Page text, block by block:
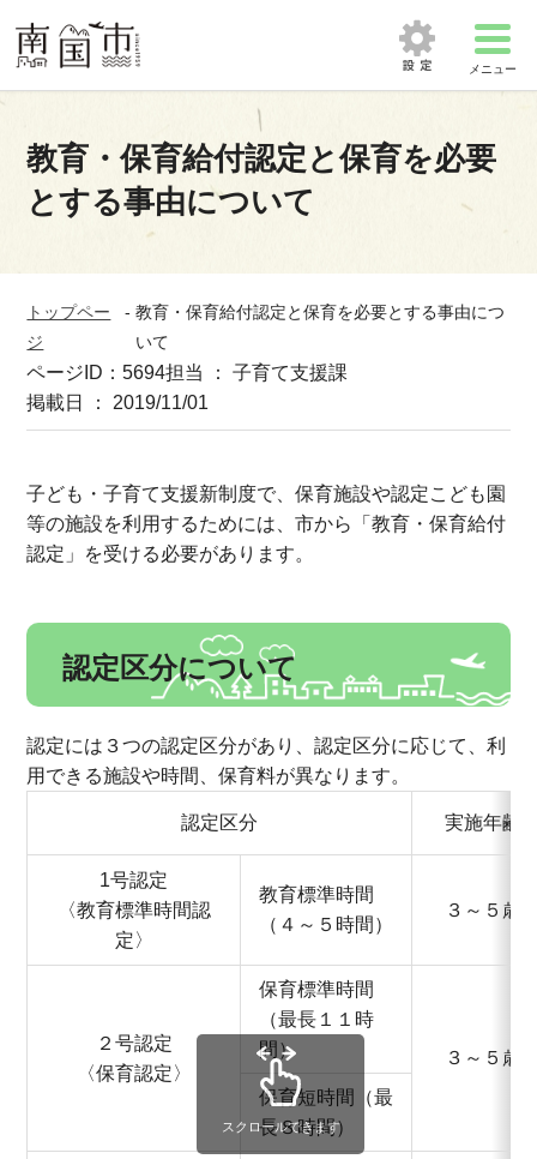
メニュー
教育・保育給付認定と保育を必要
とする事由について
トップペー
ジ
-教育・保育給付認定と保育を必要とする事由につ
いて
ページID：5694担当 ： 子育て支援課
掲載日 ： 2019/11/01
子ども・子育て支援新制度で、保育施設や認定こども園
等の施設を利用するためには、市から「教育・保育給付
認定」を受ける必要があります。
認定区分について
認定には３つの認定区分があり、認定区分に応じて、利
用できる施設や時間、保育料が異なります。
認定区分 実施年齢
1号認定
〈教育標準時間認
定〉
教育標準時間
（４～５時間）
３～５歳
２号認定
〈保育認定〉
保育標準時間
（最長１１時
間）
３～５歳
保育短時間（最
長８時間）
スクロールできます